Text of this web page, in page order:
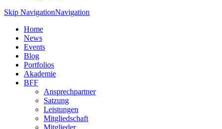
Skip NavigationNavigation
Home
News
Events
Blog
Portfolios
Akademie
BFF
Ansprechpartner
Satzung
Leistungen
Mitgliedschaft
Mitglieder